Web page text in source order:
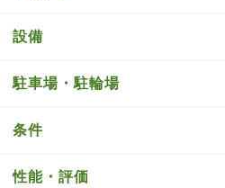
設備
駐車場・駐輪場
条件
性能・評価